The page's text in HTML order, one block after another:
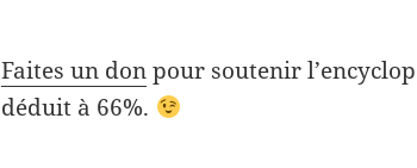
Faites un donpour soutenir
déduit à 66%.